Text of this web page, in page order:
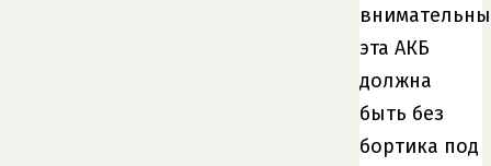
эта АКБ
должна
быть без
бортика под